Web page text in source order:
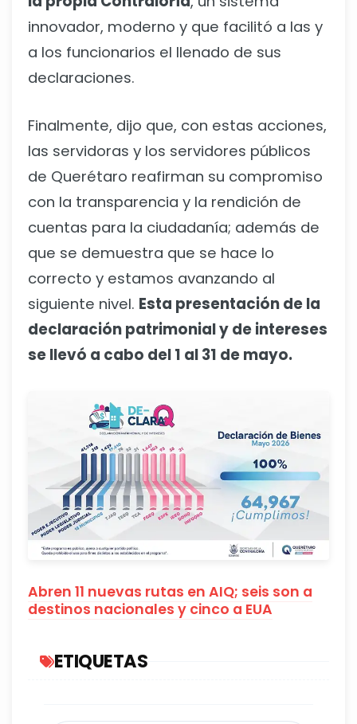
innovador, moderno y que facilitó a las y
a los funcionarios el llenado de sus
declaraciones.
Finalmente, dijo que, con estas acciones,
las servidoras y los servidores públicos
de Querétaro reafirman su compromiso
con la transparencia y la rendición de
cuentas para la ciudadanía; además de
que se demuestra que se hace lo
correcto y estamos avanzando al
siguiente nivel. Esta presentación de la
declaración patrimonial y de intereses
se llevó a cabo del 1 al 31 de mayo.
Abren 11 nuevas rutas en AIQ; seis son a
destinos nacionales y cinco a EUA
ETIQUETAS